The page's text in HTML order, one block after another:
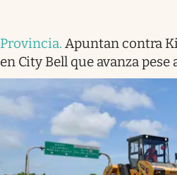
Provincia. Apuntan contra
en City Bell que avanza